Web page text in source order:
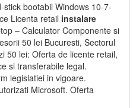
stick bootabil Windows 10-7-
Licenta retail instalare
– Calculator Componente si
50 lei Bucuresti, Sectorul
50 lei: Oferta de licente retail,
si transferabile legal.
legislatiei in vigoare.
Microsoft. Oferta